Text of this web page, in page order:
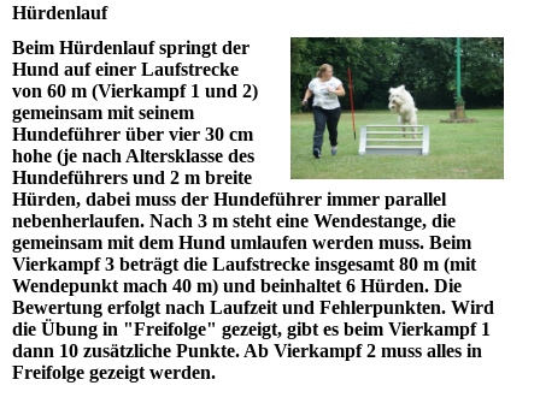
Hürdenlauf
Beim Hürdenlauf springt der
Hund auf einer Laufstrecke
von 60 m (Vierkampf 1 und 2)
gemeinsam mit seinem
Hundeführer über vier 30 cm
hohe (je nach Altersklasse des
Hundeführers und 2 m breite
Hürden, dabei muss der Hundeführer immer parallel
nebenherlaufen. Nach 3 m steht eine Wendestange, die
gemeinsam mit dem Hund umlaufen werden muss. Beim
Vierkampf 3 beträgt die Laufstrecke insgesamt 80 m (mit
Wendepunkt mach 40 m) und beinhaltet 6 Hürden. Die
Bewertung erfolgt nach Laufzeit und Fehlerpunkten. Wird
die Übung in "Freifolge" gezeigt, gibt es beim Vierkampf 1
dann 10 zusätzliche Punkte. Ab Vierkampf 2 muss alles in
Freifolge gezeigt werden.